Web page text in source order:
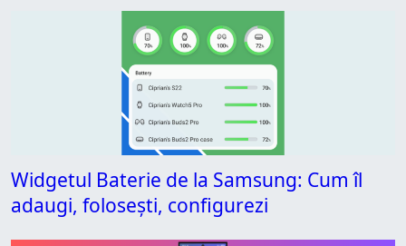
Widgetul Baterie de la Samsung: Cum îl
adaugi, folosești, configurezi